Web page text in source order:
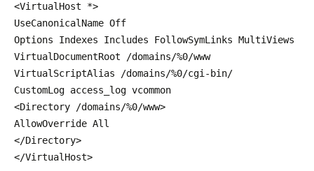
<VirtualHost *>
UseCanonicalName Off
Options Indexes Includes FollowSymLinks MultiViews
VirtualDocumentRoot /domains/%0/www
VirtualScriptAlias /domains/%0/cgi-bin/
CustomLog access_log vcommon
<Directory /domains/%0/www>
AllowOverride All
</Directory>
</VirtualHost>